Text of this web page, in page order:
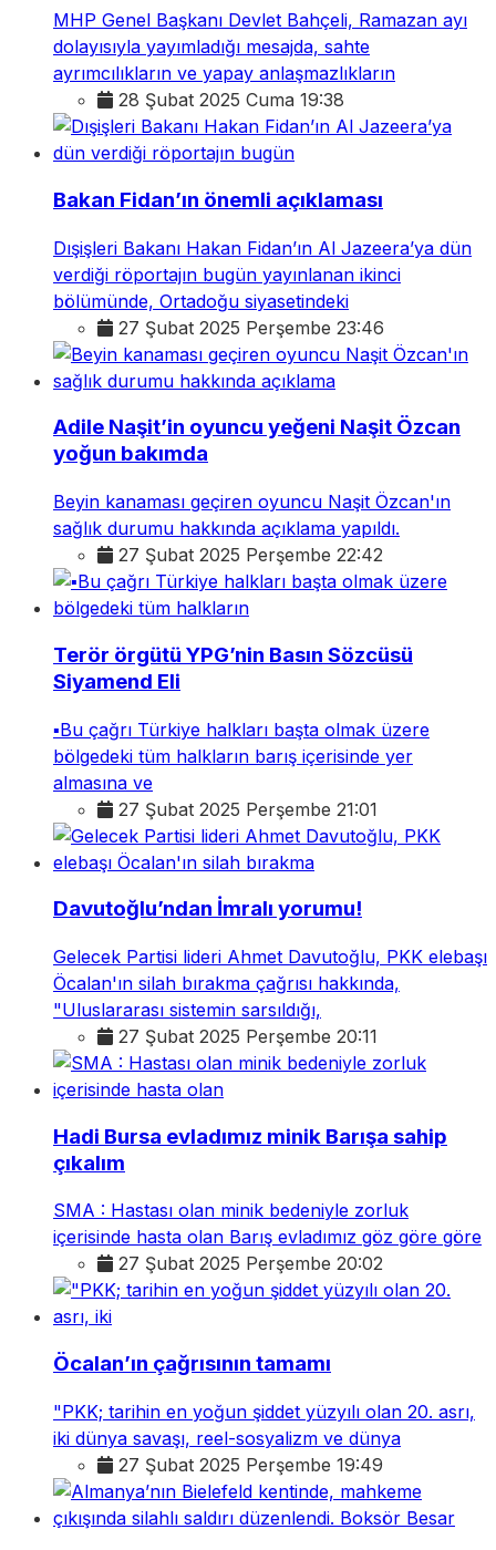
MHP Genel Başkanı Devlet Bahçeli, Ramazan ayı
dolayısıyla yayımladığı mesajda, sahte
ayrımcılıkların ve yapay anlaşmazlıkların
28 Şubat 2025 Cuma 19:38
Bakan Fidan’ın önemli açıklaması
Dışişleri Bakanı Hakan Fidan’ın Al Jazeera’ya dün
verdiği röportajın bugün yayınlanan ikinci
bölümünde, Ortadoğu siyasetindeki
27 Şubat 2025 Perşembe 23:46
Adile Naşit’in oyuncu yeğeni Naşit Özcan
yoğun bakımda
Beyin kanaması geçiren oyuncu Naşit Özcan'ın
sağlık durumu hakkında açıklama yapıldı.
27 Şubat 2025 Perşembe 22:42
Terör örgütü YPG’nin Basın Sözcüsü
Siyamend Eli
▪️Bu çağrı Türkiye halkları başta olmak üzere
bölgedeki tüm halkların barış içerisinde yer
almasına ve
27 Şubat 2025 Perşembe 21:01
Davutoğlu’ndan İmralı yorumu!
Gelecek Partisi lideri Ahmet Davutoğlu, PKK elebaşı
Öcalan'ın silah bırakma çağrısı hakkında,
"Uluslararası sistemin sarsıldığı,
27 Şubat 2025 Perşembe 20:11
Hadi Bursa evladımız minik Barışa sahip
çıkalım
SMA : Hastası olan minik bedeniyle zorluk
içerisinde hasta olan Barış evladımız göz göre göre
27 Şubat 2025 Perşembe 20:02
Öcalan’ın çağrısının tamamı
"PKK; tarihin en yoğun şiddet yüzyılı olan 20. asrı,
iki dünya savaşı, reel-sosyalizm ve dünya
27 Şubat 2025 Perşembe 19:49